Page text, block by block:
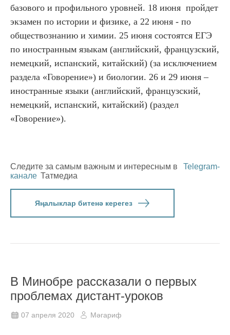
базового и профильного уровней. 18 июня пройдет
экзамен по истории и физике, а 22 июня - по
обществознанию и химии. 25 июня состоятся ЕГЭ
по иностранным языкам (английский, французский,
немецкий, испанский, китайский) (за исключением
раздела «Говорение») и биологии. 26 и 29 июня –
иностранные языки (английский, французский,
немецкий, испанский, китайский) (раздел
«Говорение»).
Следите за самым важным и интересным в
Telegram-
канале Татмедиа
Яңалыклар битенә керегез
В Минобре рассказали о первых
проблемах дистант-уроков
07 апреля 2020 Мәгариф